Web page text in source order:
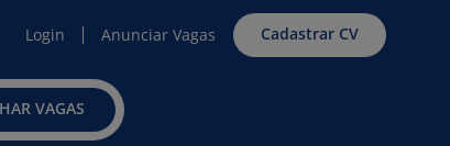
Login Anunciar Vagas Cadastrar CV
VAGAS